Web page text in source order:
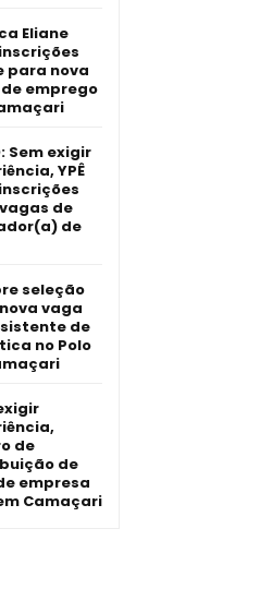
Eliane
para nova
emprego
Sem exigir
YPÊ
de
de
seleção
vaga
de
no Polo
de
de
empresa
Camaçari